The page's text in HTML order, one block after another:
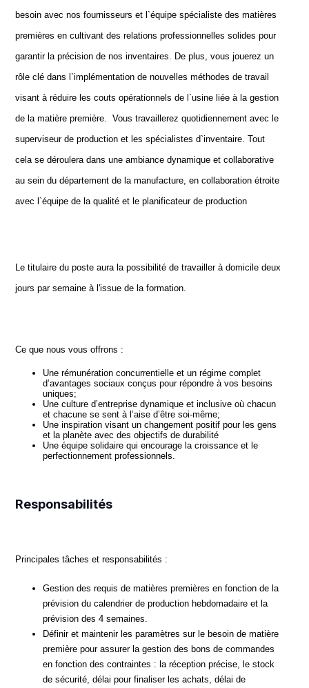
besoin avec nos fournisseurs et l`équipe spécialiste des matières
premières en cultivant des relations professionnelles solides pour
garantir la précision de nos inventaires. De plus, vous jouerez un
rôle clé dans l`implémentation de nouvelles méthodes de travail
visant à réduire les couts opérationnels de l`usine liée à la gestion
de la matière première. Vous travaillerez quotidiennement avec le
superviseur de production et les spécialistes d`inventaire. Tout
cela se déroulera dans une ambiance dynamique et collaborative
au sein du département de la manufacture, en collaboration étroite
avec l`équipe de la qualité et le planificateur de production
Le titulaire du poste aura la possibilité de travailler à domicile deux
jours par semaine à l'issue de la formation.
Ce que nous vous offrons :
Une rémunération concurrentielle et un régime complet
d’avantages sociaux conçus pour répondre à vos besoins
uniques;
Une culture d’entreprise dynamique et inclusive où chacun
et chacune se sent à l’aise d’être soi-même;
Une inspiration visant un changement positif pour les gens
et la planète avec des objectifs de durabilité
Une équipe solidaire qui encourage la croissance et le
perfectionnement professionnels.
Responsabilités
Principales tâches et responsabilités :
Gestion des requis de matières premières en fonction de la
prévision du calendrier de production hebdomadaire et la
prévision des 4 semaines.
Définir et maintenir les paramètres sur le besoin de matière
première pour assurer la gestion des bons de commandes
en fonction des contraintes : la réception précise, le stock
de sécurité, délai pour finaliser les achats, délai de